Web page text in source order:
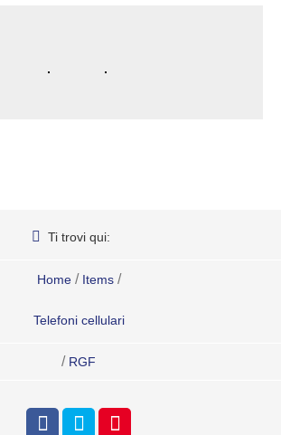
Ti trovi qui:
Home / Items /
Telefoni cellulari
/ RGF